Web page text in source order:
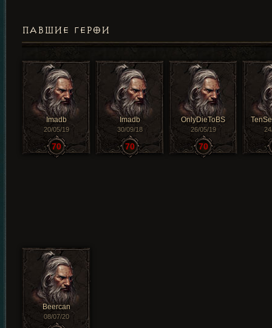
ПАВШИЕ ГЕРОИ
Imadb
20/05/19
70
Imadb
30/09/18
70
OnlyDieToBS
26/05/19
70
Beercan
08/07/20